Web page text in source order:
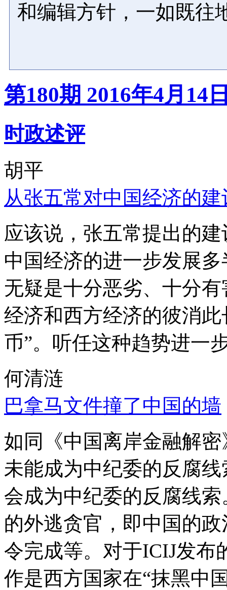
和编辑方针，一如既往
第180期 2016年4月14
时政述评
胡平
从张五常对中国经济的
应该说，张五常提出的
中国经济的进一步发展
无疑是十分恶劣、十分
经济和西方经济的彼消
币”。听任这种趋势进一
何清涟
巴拿马文件撞了中国的墙
如同《中国离岸金融解
未能成为中纪委的反腐
会成为中纪委的反腐线
的外逃贪官，即中国的
令完成等。对于ICIJ发布
作是西方国家在“抹黑中